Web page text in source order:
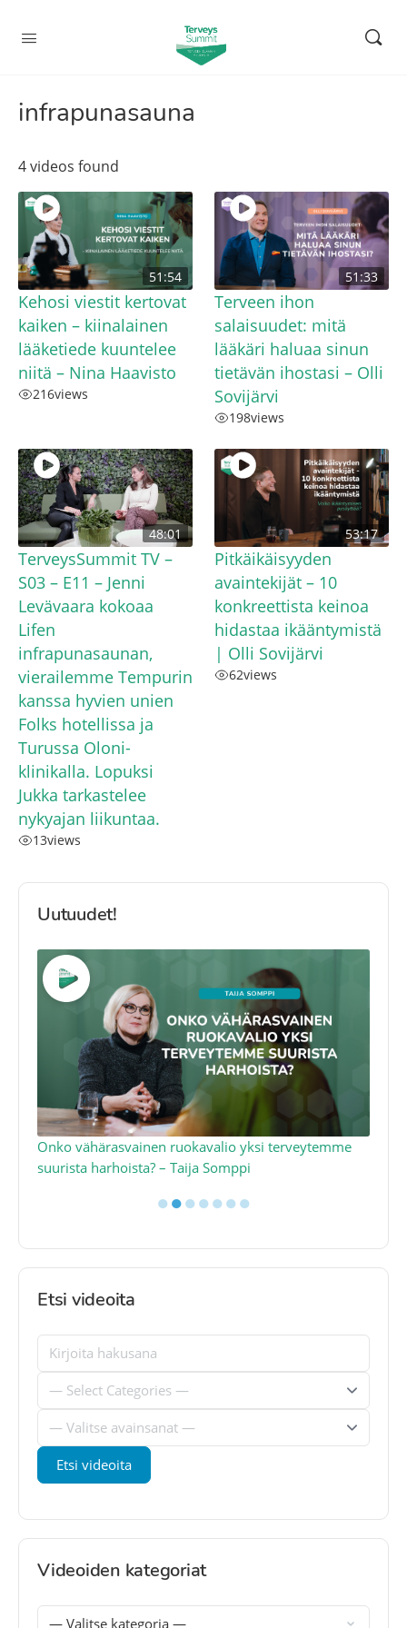
infrapunasauna
4 videos found
51:54
Kehosi viestit kertovat
kaiken – kiinalainen
lääketiede kuuntelee
niitä – Nina Haavisto
216views
51:33
Terveen ihon
salaisuudet: mitä
lääkäri haluaa sinun
tietävän ihostasi – Olli
Sovijärvi
198views
48:01
TerveysSummit TV –
S03 – E11 – Jenni
Levävaara kokoaa
Lifen
infrapunasaunan,
vierailemme Tempurin
kanssa hyvien unien
Folks hotellissa ja
Turussa Oloni-
klinikalla. Lopuksi
Jukka tarkastelee
nykyajan liikuntaa.
13views
53:17
Pitkäikäisyyden
avaintekijät – 10
konkreettista keinoa
hidastaa ikääntymistä
| Olli Sovijärvi
62views
Uutuudet!
Onko vähärasvainen ruokavalio yksi terveytemme
suurista harhoista? – Taija Somppi
●●●●●●●
Etsi videoita
Videoiden kategoriat